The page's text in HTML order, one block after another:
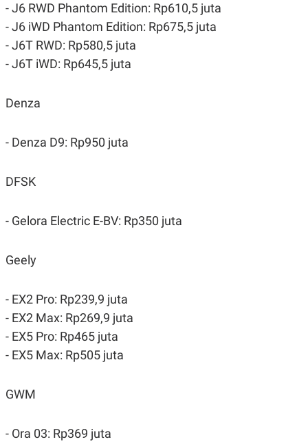
.
I
D
SIBER
- J6 RWD Phantom Edition: Rp610,5 juta
- J6 iWD Phantom Edition: Rp675,5 juta
- J6T RWD: Rp580,5 juta
- J6T iWD: Rp645,5 juta
Denza
- Denza D9: Rp950 juta
DFSK
- Gelora Electric E-BV: Rp350 juta
Geely
- EX2 Pro: Rp239,9 juta
- EX2 Max: Rp269,9 juta
- EX5 Pro: Rp465 juta
- EX5 Max: Rp505 juta
GWM
- Ora 03: Rp369 juta